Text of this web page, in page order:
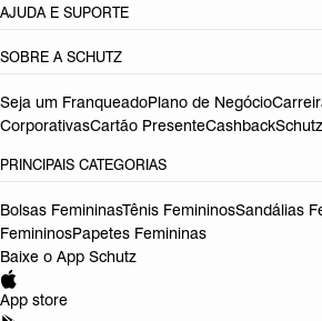
AJUDA E SUPORTE
SOBRE A SCHUTZ
Seja um FranqueadoPlano de Negócio
CorporativasCartão PresenteCashback
PRINCIPAIS CATEGORIAS
Bolsas FemininasTênis FemininosSandálias
FemininosPapetes Femininas
Baixe o App Schutz
App store